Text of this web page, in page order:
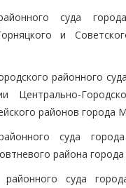
суда
и
районного
Центрально-
районов города
суда
района
районного суда